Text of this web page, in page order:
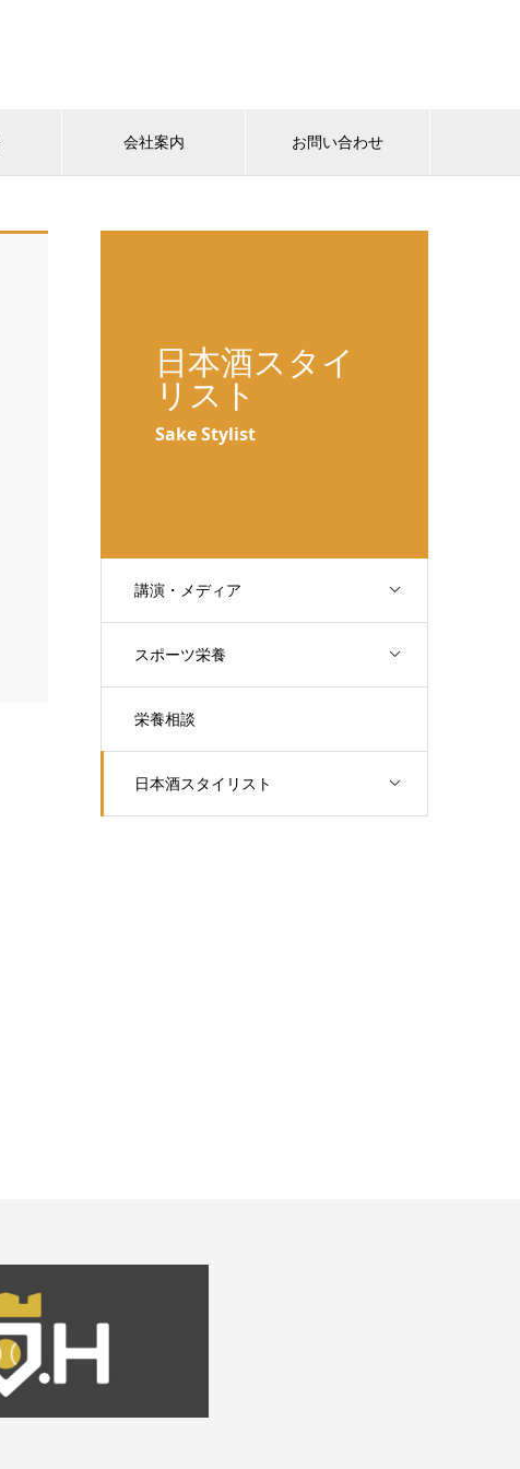
会社案内 お問い合わせ
日本酒スタイ
リスト
Sake Stylist
講演・メディア
スポーツ栄養
栄養相談
日本酒スタイリスト